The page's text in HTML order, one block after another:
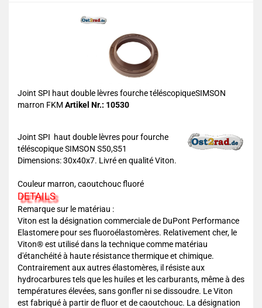
Joint SPI haut double lèvres fourche téléscopiqueSIMSON
marron FKM Artikel Nr.: 10530
Joint SPI haut double lèvres pour fourche
téléscopique SIMSON S50,S51
Dimensions: 30x40x7. Livré en qualité Viton.
Couleur marron, caoutchouc fluoré
DETAILS
Remarque sur le matériau :
Viton est la désignation commerciale de DuPont Performance
Elastomere pour ses fluoroélastomères. Relativement cher, le
Viton® est utilisé dans la technique comme matériau
d'étanchéité à haute résistance thermique et chimique.
Contrairement aux autres élastomères, il résiste aux
hydrocarbures tels que les huiles et les carburants, même à des
températures élevées, sans gonfler ni se dissoudre. Le Viton
est fabriqué à partir de fluor et de caoutchouc. La désignation